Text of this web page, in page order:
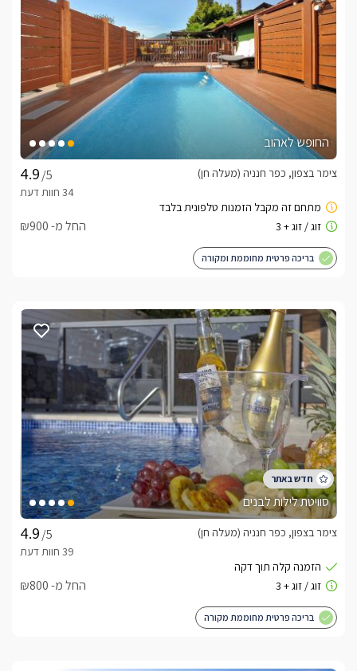
החופש לאהוב
/5
צימר בצפון, כפר חנניה (מעלה חן)
החל מ- ₪900
בריכה פרטית מחוממת ומקורה
סוויטת לילות לבנים
/5
צימר בצפון, כפר חנניה (מעלה חן)
החל מ- ₪800
בריכה פרטית מחוממת מקורה